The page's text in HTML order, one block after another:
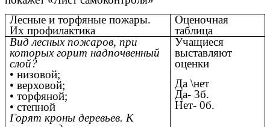
Лесные и торфяные пожары.
Их профилактика
Оценочная
таблица
Вид лесных пожаров, при
которых горит надпочвенный
слой?
• низовой;
• верховой;
• торфяной;
• степной
Горят кроны деревьев. К
Учащиеся
выставляют
оценки
Да \нет
Да- 3б.
Нет- 0б.